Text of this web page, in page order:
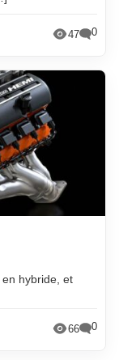
47 0
en hybride, et
66 0